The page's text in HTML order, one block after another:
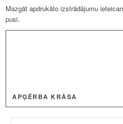
Mazgāt apdrukāto izstrādājumu
pusi.
APĢĒRBA KRĀSA